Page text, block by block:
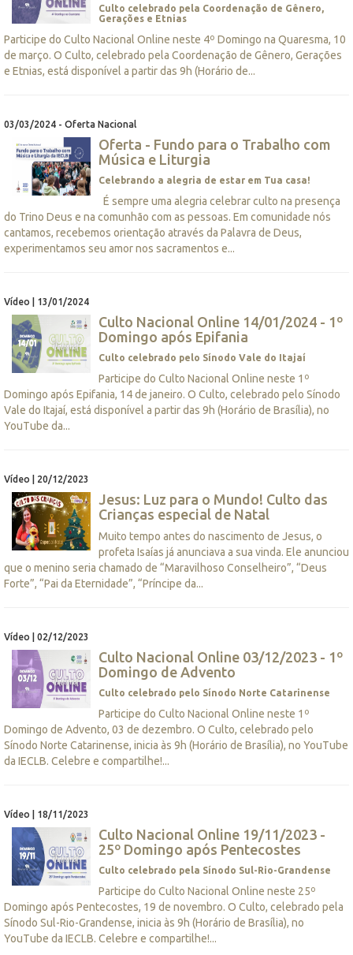
Culto celebrado pela Coordenação de Gênero,
Gerações e Etnias
Participe do Culto Nacional Online neste 4º Domingo na Quaresma, 10
de março. O Culto, celebrado pela Coordenação de Gênero, Gerações
e Etnias, está disponível a partir das 9h (Horário de...
03/03/2024 - Oferta Nacional
Oferta - Fundo para o Trabalho com
Música e Liturgia
Celebrando a alegria de estar em Tua casa!
É sempre uma alegria celebrar culto na presença
do Trino Deus e na comunhão com as pessoas. Em comunidade nós
cantamos, recebemos orientação através da Palavra de Deus,
experimentamos seu amor nos sacramentos e...
Vídeo | 13/01/2024
Culto Nacional Online 14/01/2024 - 1º
Domingo após Epifania
Culto celebrado pelo Sínodo Vale do Itajaí
Participe do Culto Nacional Online neste 1º
Domingo após Epifania, 14 de janeiro. O Culto, celebrado pelo Sínodo
Vale do Itajaí, está disponível a partir das 9h (Horário de Brasília), no
YouTube da...
Vídeo | 20/12/2023
Jesus: Luz para o Mundo! Culto das
Crianças especial de Natal
Muito tempo antes do nascimento de Jesus, o
profeta Isaías já anunciava a sua vinda. Ele anunciou
que o menino seria chamado de “Maravilhoso Conselheiro”, “Deus
Forte”, “Pai da Eternidade”, “Príncipe da...
Vídeo | 02/12/2023
Culto Nacional Online 03/12/2023 - 1º
Domingo de Advento
Culto celebrado pelo Sínodo Norte Catarinense
Participe do Culto Nacional Online neste 1º
Domingo de Advento, 03 de dezembro. O Culto, celebrado pelo
Sínodo Norte Catarinense, inicia às 9h (Horário de Brasília), no YouTube
da IECLB. Celebre e compartilhe!...
Vídeo | 18/11/2023
Culto Nacional Online 19/11/2023 -
25º Domingo após Pentecostes
Culto celebrado pela Sínodo Sul-Rio-Grandense
Participe do Culto Nacional Online neste 25º
Domingo após Pentecostes, 19 de novembro. O Culto, celebrado pela
Sínodo Sul-Rio-Grandense, inicia às 9h (Horário de Brasília), no
YouTube da IECLB. Celebre e compartilhe!...